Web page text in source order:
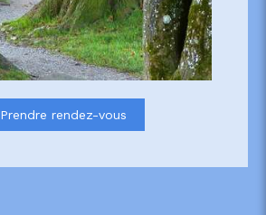
Prendre rendez-vous